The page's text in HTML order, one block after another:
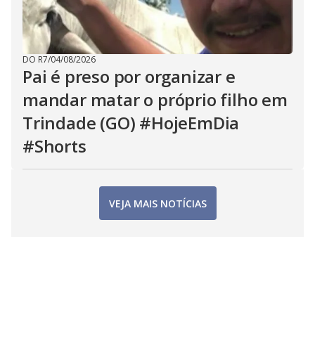
DO R7/04/08/2026
Pai é preso por organizar e
mandar matar o próprio filho em
Trindade (GO) #HojeEmDia
#Shorts
VEJA MAIS NOTÍCIAS